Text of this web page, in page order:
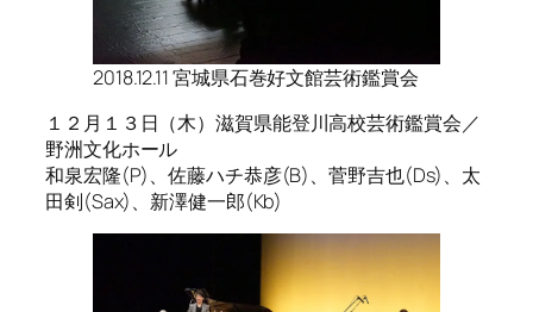
2018.12.11 宮城県石巻好文館芸術鑑賞会
１２月１３日（木）滋賀県能登川高校芸術鑑賞会／
野洲文化ホール
和泉宏隆(P)、佐藤ハチ恭彦(B)、菅野吉也(Ds)、太
田剣(Sax)、新澤健一郎(Kb)